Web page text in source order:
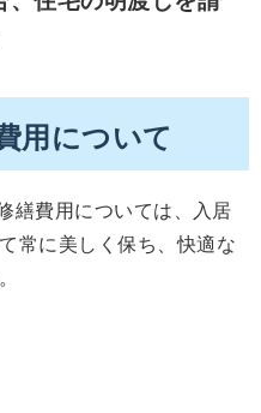
用について
繕費用については、入居
常に美しく保ち、快適な